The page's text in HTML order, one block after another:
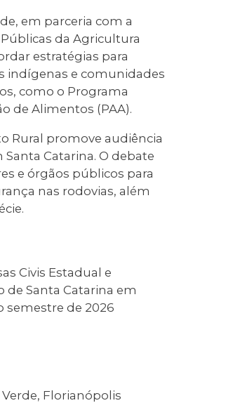
em parceria com a
da Agricultura
estratégias para
indígenas e comunidades
como o Programa
de Alimentos (PAA).
Rural promove audiência
Catarina. O debate
e órgãos públicos para
nas rodovias, além
Civis Estadual e
Santa Catarina em
semestre de 2026
Florianópolis